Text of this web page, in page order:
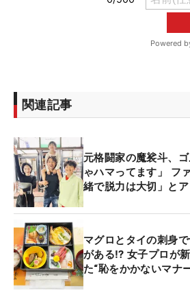
関連記事
元格闘家の魔裟斗、
ゃハマってます」 フ
緒で脱力は大切」と
マグロとタイの刺身
がある⁉ 女子プロが
た“恥をかかないマナ